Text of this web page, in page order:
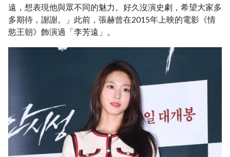
遠，想表現他與眾不同的魅力。好久沒演史劇，希望大家多
多期待，謝謝。」此前，張赫曾在2015年上映的電影《情
慾王朝》飾演過「李芳遠」。